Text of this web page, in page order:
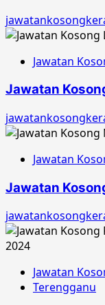
Jawatan
Jawatan
Jawatan
Jawatan
Jawatan
Terengganu